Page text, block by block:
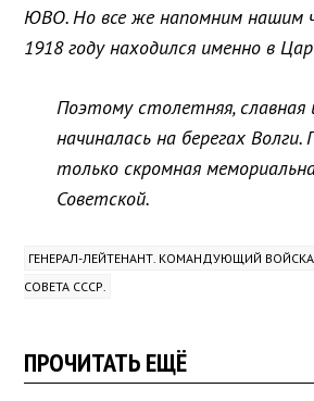
ЮВО. Но все же напомним
1918 году находился именно в
Поэтому столетняя, славная
начиналась на берегах
только скромная
Советской.
ГЕНЕРАЛ-ЛЕЙТЕНАНТ. КОМАНДУЮЩИЙ
СОВЕТА СССР.
ПРОЧИТАТЬ ЕЩЁ